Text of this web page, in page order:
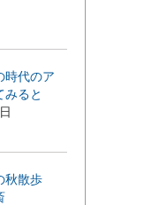
時代のア
みると
秋散歩